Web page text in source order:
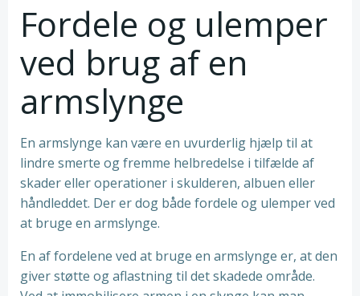
Fordele og ulemper
ved brug af en
armslynge
En armslynge kan være en uvurderlig hjælp til at
lindre smerte og fremme helbredelse i tilfælde af
skader eller operationer i skulderen, albuen eller
håndleddet. Der er dog både fordele og ulemper ved
at bruge en armslynge.
En af fordelene ved at bruge en armslynge er, at den
giver støtte og aflastning til det skadede område.